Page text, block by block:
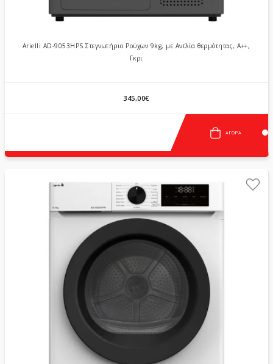
Arielli AD-9053HPS Στεγνωτήριο Ρούχων 9kg, με Αντλία θερμότητας, Α++,
Γκρι
345,00€
ΑΓΟΡΆ